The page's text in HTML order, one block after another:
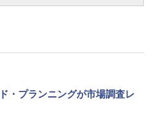
・プランニングが市場調査レ